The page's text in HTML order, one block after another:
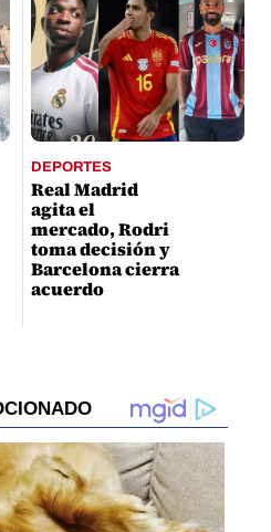
DEPORTES
Real Madrid
agita el
mercado, Rodri
toma decisión y
Barcelona cierra
acuerdo